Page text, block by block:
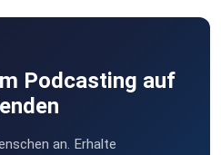
Podcasting auf
an. Erhalte